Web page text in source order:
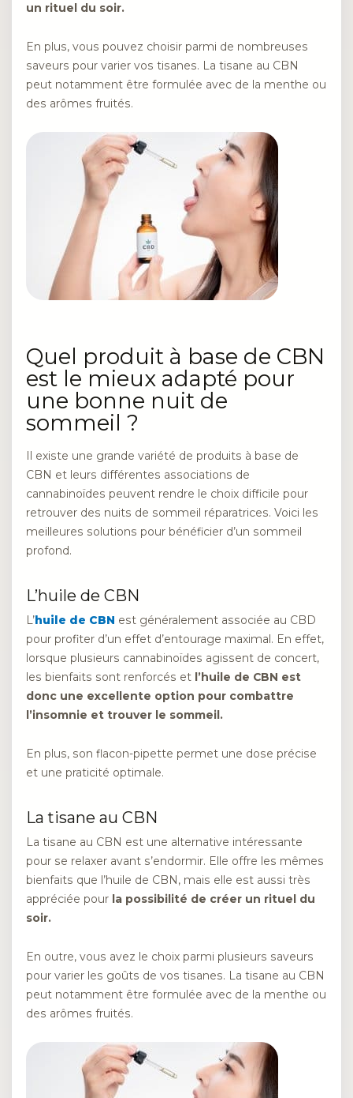
un rituel du soir.
En plus, vous pouvez choisir parmi de nombreuses
saveurs pour varier vos tisanes. La tisane au CBN
peut notamment être formulée avec de la menthe ou
des arômes fruités.
Quel produit à base de CBN
est le mieux adapté pour
une bonne nuit de
sommeil ?
Il existe une grande variété de produits à base de
CBN et leurs différentes associations de
cannabinoïdes peuvent rendre le choix difficile pour
retrouver des nuits de sommeil réparatrices. Voici les
meilleures solutions pour bénéficier d’un sommeil
profond.
L’huile de CBN
L’huile de CBN est généralement associée au CBD
pour profiter d’un effet d’entourage maximal. En effet,
lorsque plusieurs cannabinoïdes agissent de concert,
les bienfaits sont renforcés et l’huile de CBN est
donc une excellente option pour combattre
l’insomnie et trouver le sommeil.
En plus, son flacon-pipette permet une dose précise
et une praticité optimale.
La tisane au CBN
La tisane au CBN est une alternative intéressante
pour se relaxer avant s’endormir. Elle offre les mêmes
bienfaits que l’huile de CBN, mais elle est aussi très
appréciée pour la possibilité de créer un rituel du
soir.
En outre, vous avez le choix parmi plusieurs saveurs
pour varier les goûts de vos tisanes. La tisane au CBN
peut notamment être formulée avec de la menthe ou
des arômes fruités.